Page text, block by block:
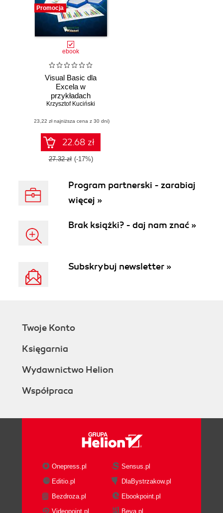
Promocja
ebook
Visual Basic dla
Excela w
przykładach
Krzysztof Kuciński
(23,22 zł najniższa cena z 30 dni)
22.68 zł
27.32 zł (-17%)
Program partnerski - zarabiaj
więcej »
Brak książki? - daj nam znać »
Subskrybuj newsletter »
Twoje Konto
Księgarnia
Wydawnictwo Helion
Współpraca
Onepress.pl
Sensus.pl
Editio.pl
DlaBystrzakow.pl
Bezdroza.pl
Ebookpoint.pl
Videopoint.pl
Beya.pl